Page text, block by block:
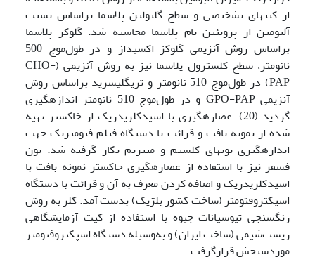
از کیت­های تشخیصی و سطح گلبولین پلاسما براساس نسبت
آلبومین از پروتئین تام پلاسما محاسبه شد. گلوکز پلاسما
براساس روش آنزیمی گلوکز اکسیداز و در طول‌موج 500
نانومتر، سطح کلسترول پلاسما نیز به روش آنزیمی (CHO-
PAP) در طول‌موج 510 نانومتر و تری­گلیسرید براساس روش
آنزیمی GPO-PAP و در طول‌موج 510 نانومتر اندازه­گیری
گردید (20). عصاره­گیری با اسیدکلریدریک از خاکستر تهیه
شده از نمونه بافت و قرائت با دستگاه فیلم فتومتریک جهت
اندازه­گیری یون­های کلسیم و منیزیم بکار گرفته شد. یون
فسفر نیز با استفاده از عصاره­گیری خاکستر نمونه بافت با
اسیدکلریدریک و اضافه کردن معرف به آن و قرائت با دستگاه
اسپکتروفتومتر (ساخت کشور بلژیک) بدست آمد. کلر به روش
رنگ­سنجی تیوسیانات جیوه با استفاده از کیت آزمایشگاهی
زیست‌شیمی (ساخت ایران) و به‌وسیله دستگاه اسپکتروفتومتر
موردسنجش قرارگرفت.